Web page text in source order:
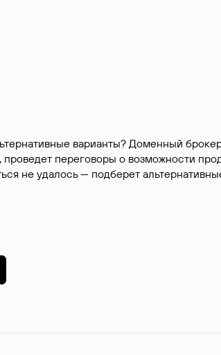
варианты? Доменный
переговоры о возможности
не удалось — подберет